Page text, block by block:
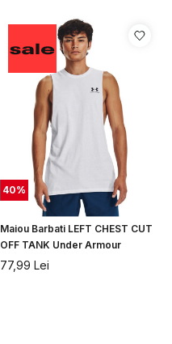
40%
Maiou Barbati LEFT CHEST CUT
OFF TANK Under Armour
77,99 Lei